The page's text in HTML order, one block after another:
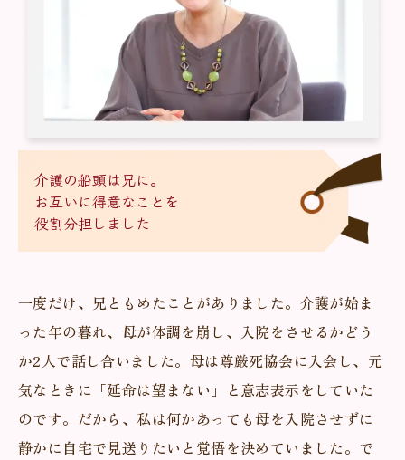
介護の船頭は兄に。
お互いに得意なことを
役割分担しました
一度だけ、兄ともめたことがありました。介護が始ま
った年の暮れ、母が体調を崩し、入院をさせるかどう
か2人で話し合いました。母は尊厳死協会に入会し、元
気なときに「延命は望まない」と意志表示をしていた
のです。だから、私は何かあっても母を入院させずに
静かに自宅で見送りたいと覚悟を決めていました。で